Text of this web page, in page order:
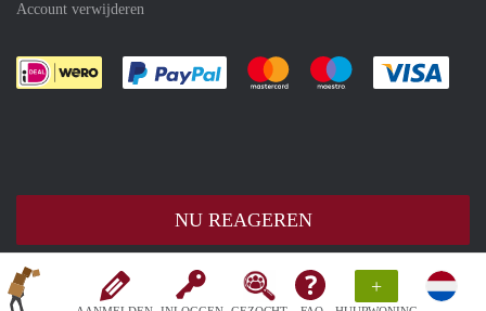
+
NU REAGEREN
Account verwijderen
Je rekent gemakkelijk af met Paypal
Je rekent gemakkelijk af met
Je rekent